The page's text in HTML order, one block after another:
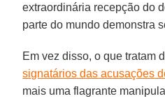
extraordinária recepção do
parte do mundo demonstra
Em vez disso, o que tratam
signatários das acusações
mais uma flagrante